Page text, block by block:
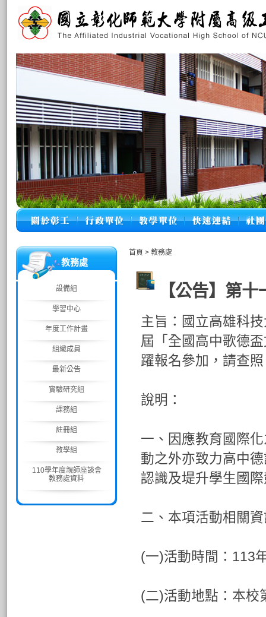
教務處
設備組
學習中心
年度工作計畫
組織成員
最新公告
實驗研究組
課務組
註冊組
教學組
110學年度親師座談會
教務處資料
首頁 > 教務處
【公告】第
主旨：國立高雄科
屆「全國高中歌德
躍報名參加，請查
說明：
一、因應教育國際
動之外亦致力高中
認識及堤升學生國
二、本項活動相關
(一)活動時間：113
(二)活動地點：本校